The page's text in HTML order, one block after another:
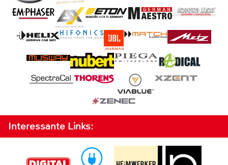
Interessante Links: